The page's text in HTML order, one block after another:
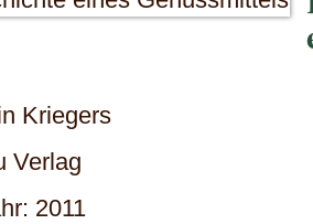
Kriegers
Verlag
2011